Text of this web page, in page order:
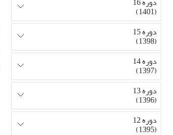
(1401)
دوره 15
(1398)
دوره 14
(1397)
دوره 13
(1396)
دوره 12
(1395)